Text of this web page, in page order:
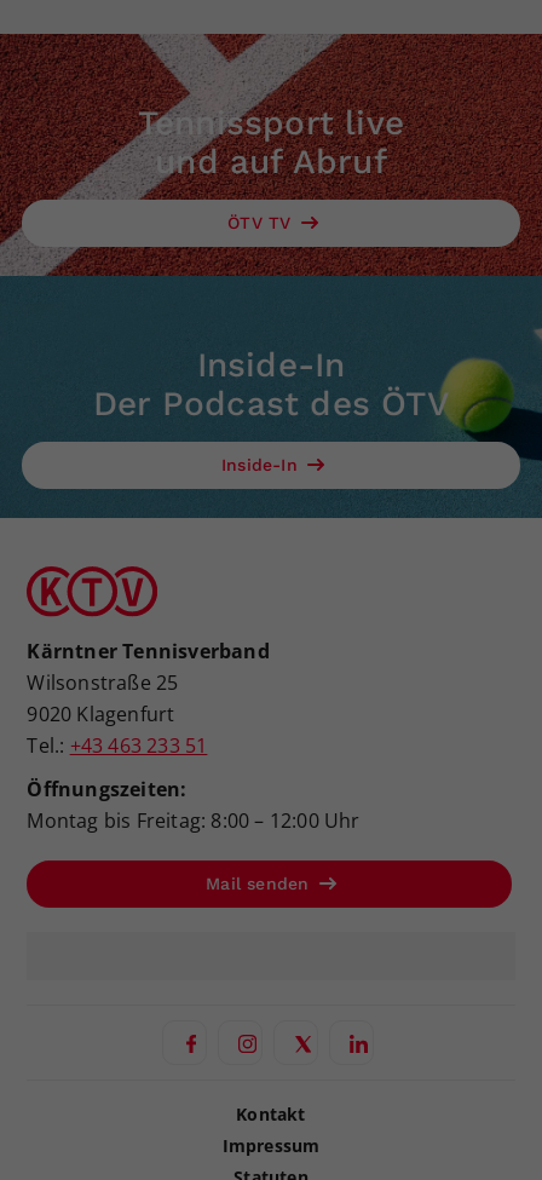
Tennissport live
und auf Abruf
ÖTV TV
Inside-In
Der Podcast des ÖTV
Inside-In
Kärntner Tennisverband
Wilsonstraße 25
9020 Klagenfurt
Tel.: +43 463 233 51
Öffnungszeiten:
Montag bis Freitag: 8:00 – 12:00 Uhr
Mail senden
Kontakt
Impressum